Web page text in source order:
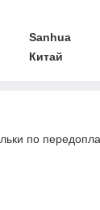
Sanhua
Китай
по